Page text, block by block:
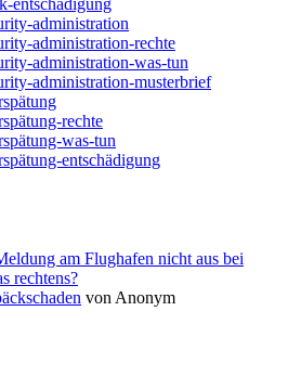
administration
administration-rechte
administration-was-tun
administration-musterbrief
rechte
was-tun
entschädigung
am Flughafen nicht aus bei
rechtens?
von Anonym